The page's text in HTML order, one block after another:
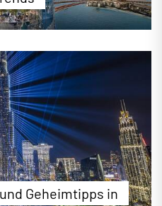
einen Blick auf
der Metropole
Geheimtipps in